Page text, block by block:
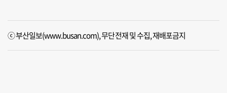
ⓒ 부산일보(www.busan.com), 무단전재 및 수집, 재배포금지